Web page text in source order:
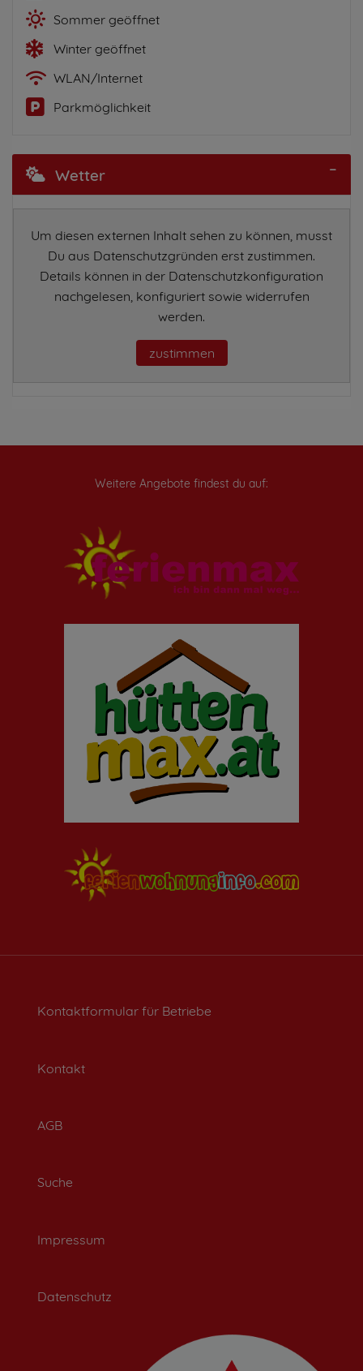
Sommer geöffnet
Winter geöffnet
WLAN/Internet
Parkmöglichkeit
Wetter
Um diesen externen Inhalt sehen zu können, musst
Du aus Datenschutzgründen erst zustimmen.
Details können in der Datenschutzkonfiguration
nachgelesen, konfiguriert sowie widerrufen
werden.
zustimmen
Weitere Angebote findest du auf:
Kontaktformular für Betriebe
Kontakt
AGB
Suche
Impressum
Datenschutz